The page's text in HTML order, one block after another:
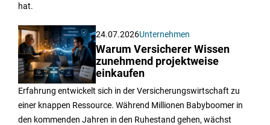
hat.
24.07.2026Unternehmen
Warum Versicherer Wissen
zunehmend projektweise
einkaufen
Erfahrung entwickelt sich in der Versicherungswirtschaft zu
einer knappen Ressource. Während Millionen Babyboomer in
den kommenden Jahren in den Ruhestand gehen, wächst